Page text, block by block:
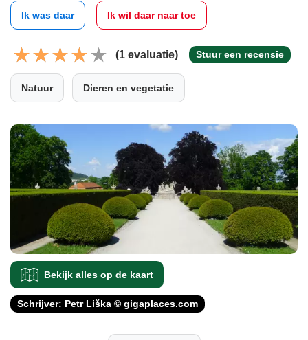
Ik was daar Ik wil daar naar toe
(1 evaluatie) Stuur een recensie
Natuur Dieren en vegetatie
Bekijk alles op de kaart
Schrijver: Petr Liška © gigaplaces.com